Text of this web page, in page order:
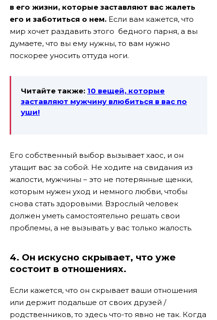
в его жизни, которые заставляют вас жалеть
его и заботиться о нем. Если вам кажется, что
мир хочет раздавить этого бедного парня, а вы
думаете, что вы ему нужны, то вам нужно
поскорее уносить оттуда ноги.
Читайте также: 10 вещей, которые
заставляют мужчину влюбиться в вас по
уши!
Его собственный выбор вызывает хаос, и он
утащит вас за собой. Не ходите на свидания из
жалости, мужчины – это не потерянные щенки,
которым нужен уход и немного любви, чтобы
снова стать здоровыми. Взрослый человек
должен уметь самостоятельно решать свои
проблемы, а не вызывать у вас только жалость.
4. Он искусно скрывает, что уже
состоит в отношениях.
Если кажется, что он скрывает ваши отношения
или держит подальше от своих друзей /
родственников, то здесь что-то явно не так. Когда